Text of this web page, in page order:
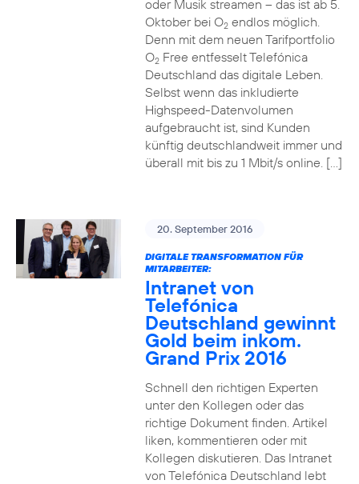
oder Musik streamen – das ist ab 5.
Oktober bei O2endlos möglich.
Denn mit dem neuen Tarifportfolio
O2Free entfesselt Telefónica
Deutschland das digitale Leben.
Selbst wenn das inkludierte
Highspeed-Datenvolumen
aufgebraucht ist, sind Kunden
künftig deutschlandweit immer und
überall mit bis zu 1 Mbit/s online. […]
20. September 2016
DIGITALE TRANSFORMATION FÜR
MITARBEITER:
Intranet von
Telefónica
Deutschland gewinnt
Gold beim inkom.
Grand Prix 2016
Schnell den richtigen Experten
unter den Kollegen oder das
richtige Dokument finden. Artikel
liken, kommentieren oder mit
Kollegen diskutieren. Das Intranet
von Telefónica Deutschland lebt